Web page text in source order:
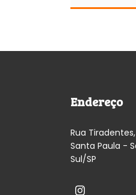
Endereço
Rua
Santa Paula -
Sul/SP